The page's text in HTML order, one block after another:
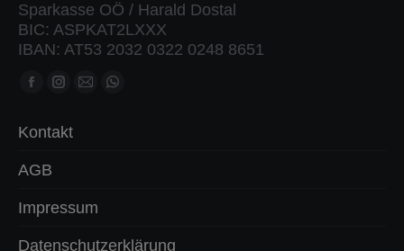
Sparkasse OÖ / Harald Dostal
BIC: ASPKAT2LXXX
IBAN: AT53 2032 0322 0248 8651
Finden Sie uns auf:
Facebook
öffnet
in
Fenster
Instagram
öffnet
Fenster
Mail
Fenster
Whatsapp
Kontakt
AGB
Impressum
Datenschutzerklärung